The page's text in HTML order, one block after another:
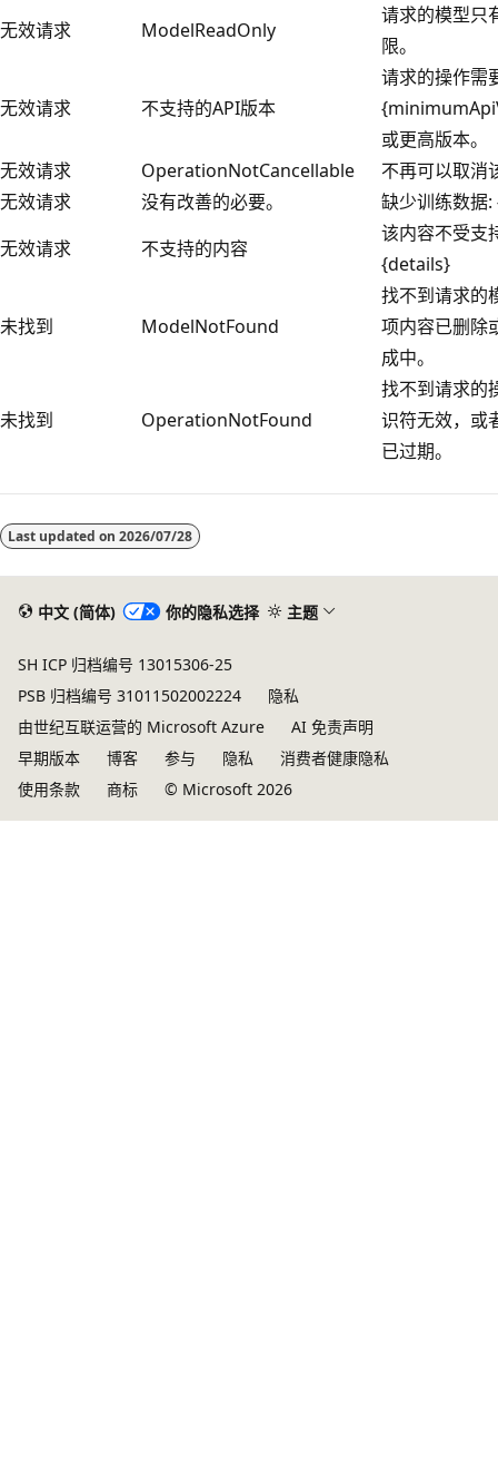
无效请求
ModelReadOnly
请求的模型只
限。
无效请求 不支持的API版本
请求的操作需
或更高版本。
无效请求
OperationNotCancellable
不再可以取消
无效请求
没有改善的必要。
缺少训练数据
无效请求
不支持的内容
该内容不受支
{details}
未找到 ModelNotFound
找不到请求的
项内容已删除
成中。
未找到 OperationNotFound
找不到请求的
识符无效，或
已过期。
Last updated on 2026/07/28
中文 (简体) 你的隐私选择 主题
SH ICP 归档编号 13015306-25
PSB 归档编号 31011502002224
隐私
由世纪互联运营的 Microsoft Azure
AI 免责声明
早期版本
博客 参与 隐私
消费者健康隐私
使用条款
商标 © Microsoft 2026